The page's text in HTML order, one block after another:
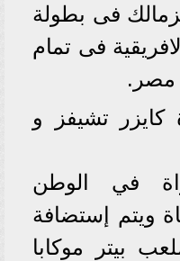
فى بطولة
فى تمام
كايزر تشيفز و
في الوطن
ويتم إستضافة
بيتر موكابا